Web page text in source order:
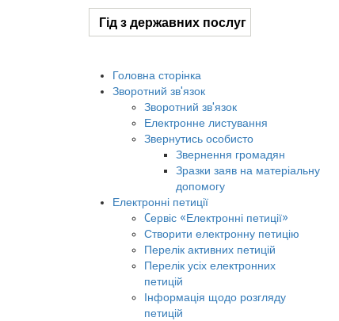
Гід з державних послуг
Головна сторінка
Зворотний зв'язок
Зворотний зв'язок
Електронне листування
Звернутись особисто
Звернення громадян
Зразки заяв на матеріальну
допомогу
Електронні петиції
Cервіс «Електронні петиції»
Створити електронну петицію
Перелік активних петицій
Перелік усіх електронних
петицій
Інформація щодо розгляду
петицій